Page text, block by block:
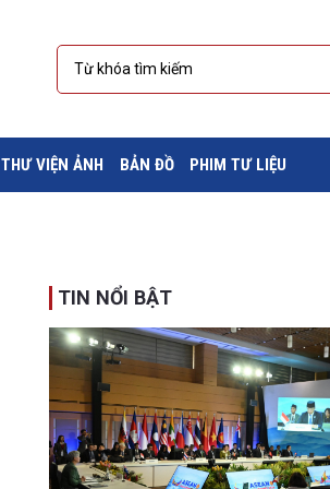
THƯ VIỆN ẢNH BẢN ĐỒ PHIM TƯ LIỆU
TIN NỔI BẬT